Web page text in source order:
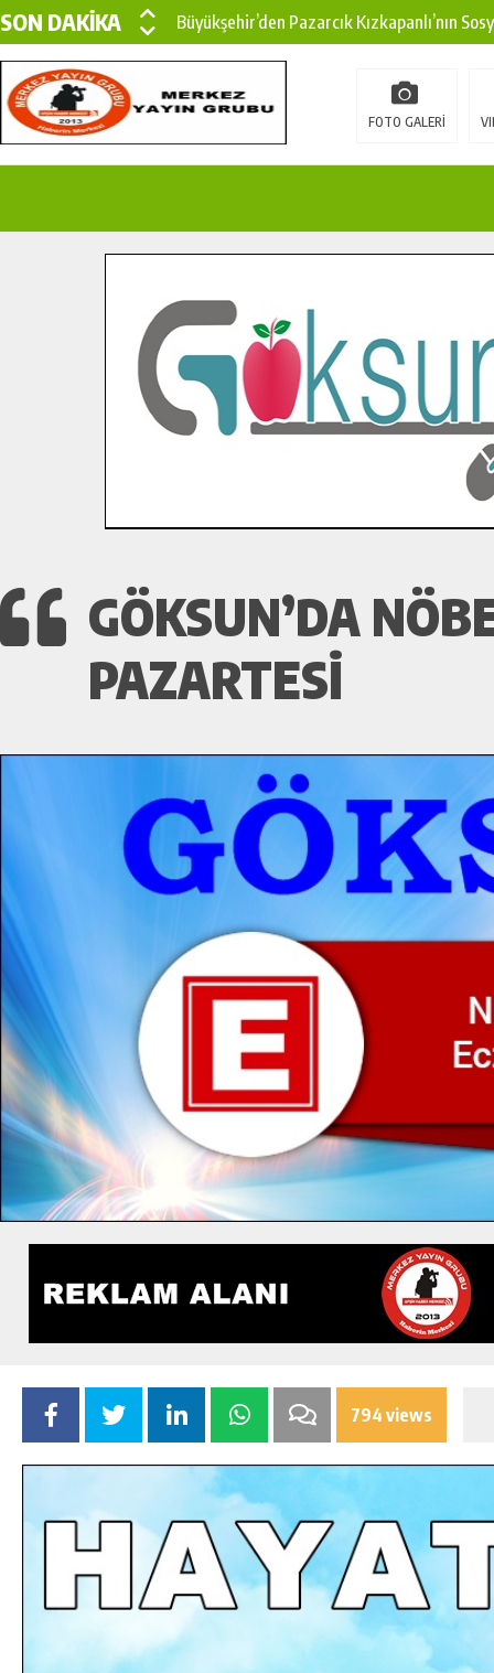
SON DAKİKA
Büyükşehir’den Pazarcık Kızkapanlı’nın
Büyükşehir’den Pazarcık Kırsalına Modern
Çin’den KSÜ’ye Uluslararası Başarı:
İlçe Jandarma Komutanı Karakaya’dan
Bertiz’in Yeni Köprüsünde Sona Doğru.
FOTO GALERİ
GÖKSUN’DA
PAZARTESI
794 views